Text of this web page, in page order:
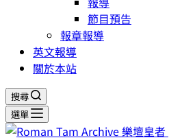
節目預告
報章報導
英文報導
關於本站
搜尋
選單